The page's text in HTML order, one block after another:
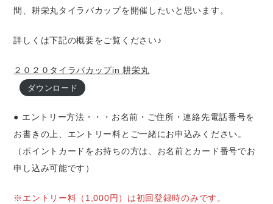
間、耕栄丸タイラバカップを開催したいと思います。
詳しくは下記の概要をご覧ください♪
２０２０タイラバカップin 耕栄丸
ダウンロード
● エントリー方法・・・お名前・ご住所・連絡先電話番号を
お書きの上、エントリー料とご一緒にお申込みください。
（ポイントカードをお持ちの方は、お名前とカード番号でお
申し込み可能です）
※エントリー料（1,000円）は初回登録時のみです。